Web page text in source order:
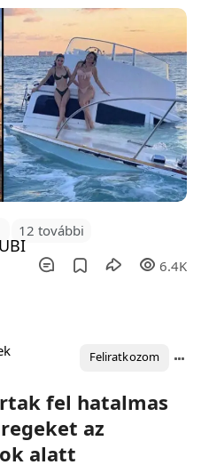
12 további
6.4K
Feliratkozom
fel hatalmas
az
alatt